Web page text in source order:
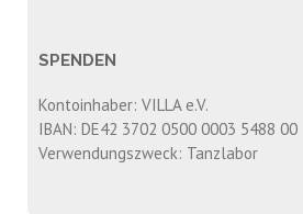
SPENDEN
Kontoinhaber: VILLA e.V.
IBAN: DE42 3702 0500 0003 5488 00
Verwendungszweck: Tanzlabor